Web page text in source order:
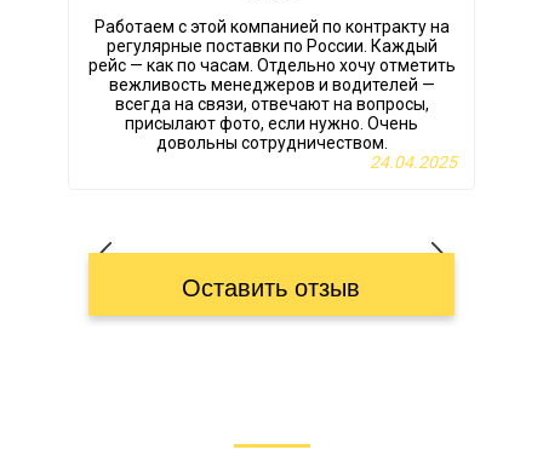
Работаем с этой компанией по контракту на
регулярные поставки по России. Каждый
рейс — как по часам. Отдельно хочу отметить
вежливость менеджеров и водителей —
всегда на связи, отвечают на вопросы,
присылают фото, если нужно. Очень
довольны сотрудничеством.
24.04.2025
Оставить отзыв